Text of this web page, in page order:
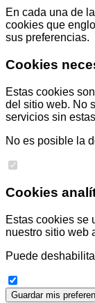
En cada una de
cookies que
sus preferencias.
Cookies
Estas cookies
del sitio web. No
servicios sin
No es posible la
Cookies
Estas cookies se
nuestro sitio web
Puede
Guardar mis